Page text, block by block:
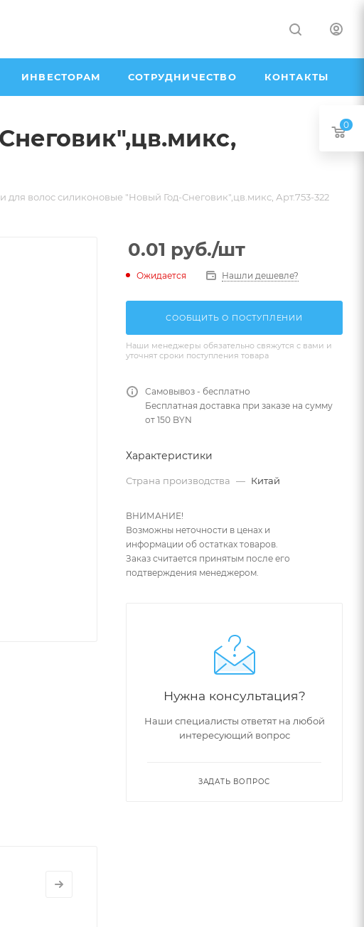
ИНВЕСТОРАМ СОТРУДНИЧЕСТВО КОНТАКТЫ
для волос силиконовые "Новый Год-Снеговик",цв.микс, Арт.753-322
0.01 руб./шт
Ожидается Нашли дешевле?
СООБЩИТЬ О ПОСТУПЛЕНИИ
Наши менеджеры обязательно свяжутся с вами и
уточнят сроки поступления товара
Самовывоз - бесплатно
Бесплатная доставка при заказе на сумму
от 150 BYN
Характеристики
Страна производства — Китай
ВНИМАНИЕ!
Возможны неточности в ценах и
информации об остатках товаров.
Заказ считается принятым после его
подтверждения менеджером.
Нужна консультация?
Наши специалисты ответят на любой
интересующий вопрос
ЗАДАТЬ ВОПРОС
0